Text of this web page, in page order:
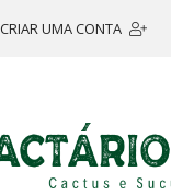
CRIAR UMA CONTA